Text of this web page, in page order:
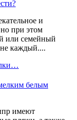
и
при этом
или семейный
каждый....
имеют